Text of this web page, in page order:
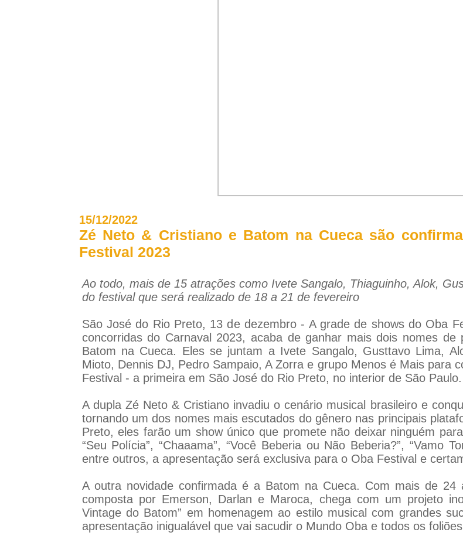
15/12/2022
Zé Neto & Cristiano e Batom na Cueca são
Festival 2023
Ao todo, mais de 15 atrações como Ivete Sangalo, Thiaguinho, Alok,
do festival que será realizado de 18 a 21 de fevereiro
São José do Rio Preto, 13 de dezembro - A grade de shows do Oba
concorridas do Carnaval 2023, acaba de ganhar mais dois nomes
Batom na Cueca. Eles se juntam a Ivete Sangalo, Gusttavo Lima,
Mioto, Dennis DJ, Pedro Sampaio, A Zorra e grupo Menos é Mais para
Festival - a primeira em São José do Rio Preto, no interior de São Paulo.
A dupla Zé Neto & Cristiano invadiu o cenário musical brasileiro e
tornando um dos nomes mais escutados do gênero nas principais
Preto, eles farão um show único que promete não deixar ninguém
“Seu Polícia”, “Chaaama”, “Você Beberia ou Não Beberia?”, “Vamo
entre outros, a apresentação será exclusiva para o Oba Festival e
A outra novidade confirmada é a Batom na Cueca. Com mais de
composta por Emerson, Darlan e Maroca, chega com um projeto
Vintage do Batom” em homenagem ao estilo musical com grandes
apresentação inigualável que vai sacudir o Mundo Oba e todos os